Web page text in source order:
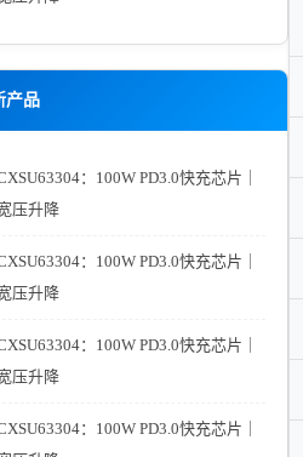
产品
：100W PD3.0快充芯片｜
压升降
：100W PD3.0快充芯片｜
压升降
：100W PD3.0快充芯片｜
压升降
：100W PD3.0快充芯片｜